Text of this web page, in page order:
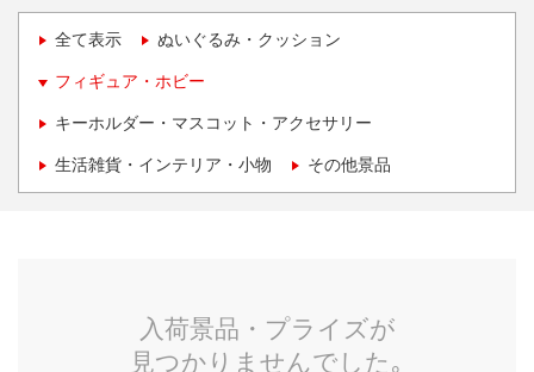
全て表示 ぬいぐるみ・クッション
フィギュア・ホビー
キーホルダー・マスコット・アクセサリー
生活雑貨・インテリア・小物 その他景品